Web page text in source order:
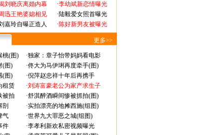
刘晓庆离婚内幕
迅王艳婆媳相见
嘉玲自曝正造人
·李幼斌新恋情曝光
·陆毅爱女照首曝光
·陈好新男友被曝光
更多>>
桃(图) ·独家：章子怡带妈妈看电影
(图) ·佟大为马伊琍再度牵手(图)
(图) ·倪萍赵忠祥十年后再携手
租赁 ·刘涛富豪老公为家产求生子
被拍 ·舒淇醉酒瞬间惨被抓拍(图)
剖 ·实拍漂亮的地摊西施(组图)
气 ·世界九大罪恶之城(组图)
件 ·李孝利新欢私密视频曝光